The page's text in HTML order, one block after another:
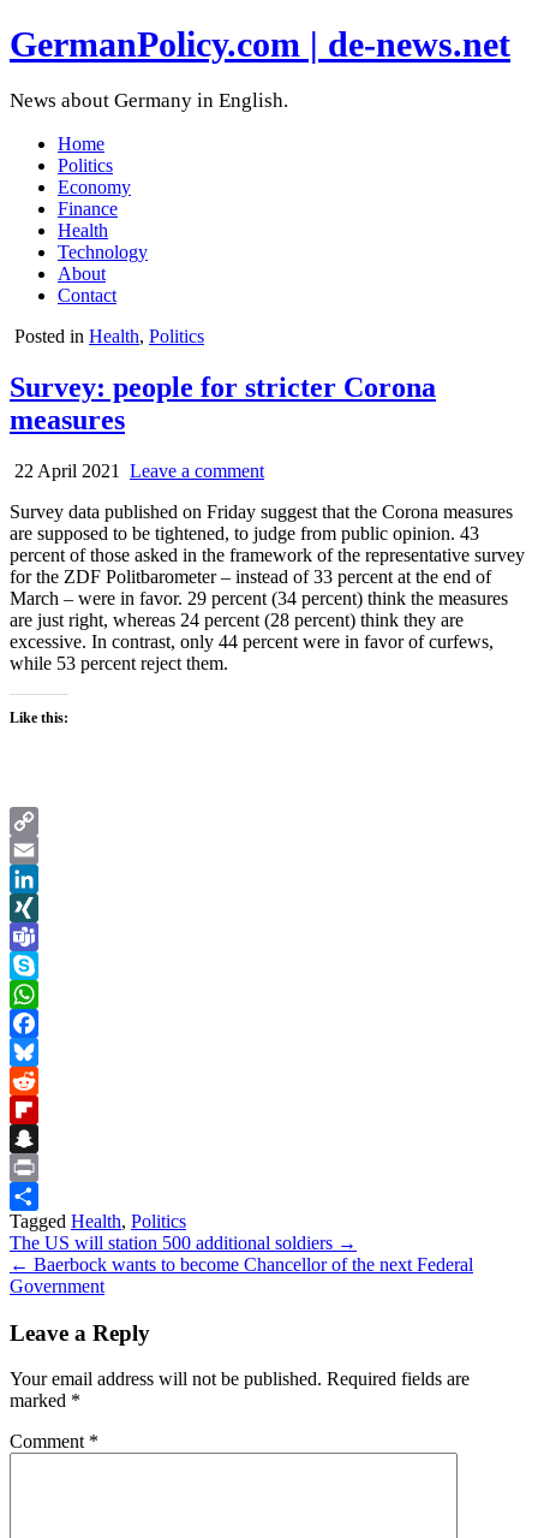
GermanPolicy.com | de-news.net
News about Germany in English.
Home
Politics
Economy
Finance
Health
Technology
About
Contact
Posted in Health, Politics
Survey: people for stricter Corona
measures
22 April 2021
Leave a comment
Survey data published on Friday suggest that the Corona measures
are supposed to be tightened, to judge from public opinion. 43
percent of those asked in the framework of the representative survey
for the ZDF Politbarometer – instead of 33 percent at the end of
March – were in favor. 29 percent (34 percent) think the measures
are just right, whereas 24 percent (28 percent) think they are
excessive. In contrast, only 44 percent were in favor of curfews,
while 53 percent reject them.
Like this:
Copy
Link
Email
LinkedIn
XING
Teams
Skype
WhatsApp
Facebook
Bluesky
Reddit
Flipboard
Snapchat
Print
Share
Tagged Health, Politics
Post
navigation
The US will station 500 additional soldiers →
← Baerbock wants to become Chancellor of the next Federal
Government
Leave a Reply
Your email address will not be published. Required fields are
marked *
Comment *